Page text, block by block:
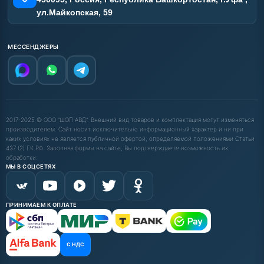
ул.Майкопская, 59
МЕССЕНДЖЕРЫ
2017-2025 © ООО "ШОП АВД". Внешний вид товаров и комплектация могут изменяться
производителем. Сайт носит исключительно информационный характер и ни при
каких условиях не является публичной офертой, определяемой положениями Статьи
437 (2) ГК РФ. Заполняя формы на сайте, Вы подтверждаете возможность их
обработки.
МЫ В СОЦСЕТЯХ
ПРИНИМАЕМ К ОПЛАТЕ
С НДС